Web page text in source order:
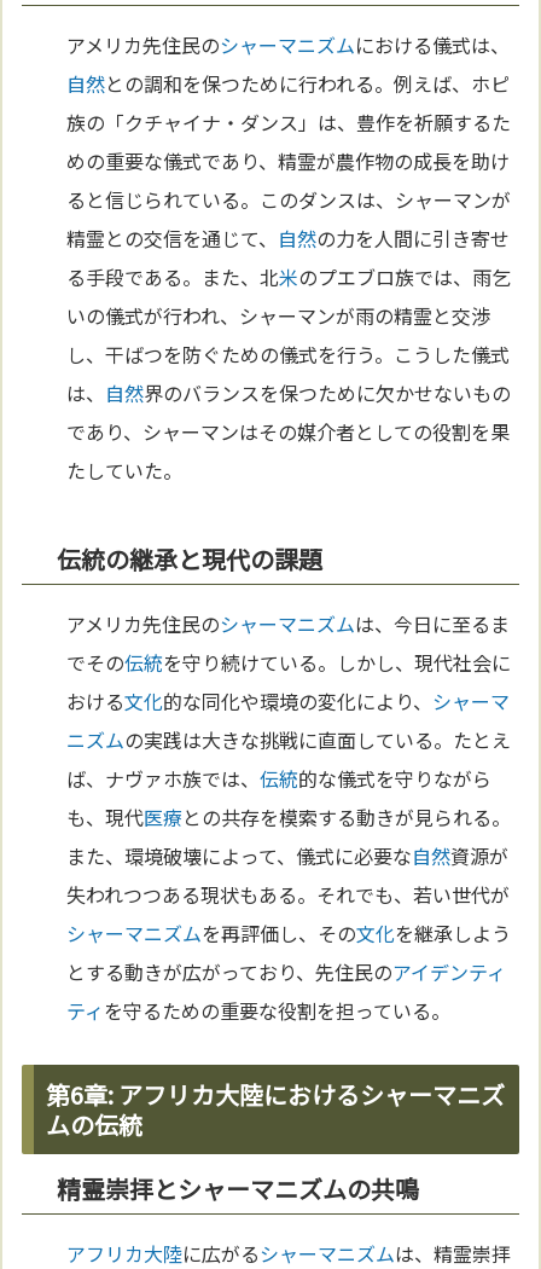
アメリカ先住民のシャーマニズムにおける儀式は、
自然との調和を保つために行われる。例えば、ホピ
族の「クチャイナ・ダンス」は、豊作を祈願するた
めの重要な儀式であり、精霊が農作物の成長を助け
ると信じられている。このダンスは、シャーマンが
精霊との交信を通じて、 自然の力を人間に引き寄せ
る手段である。また、北米のプエブロ族では、雨乞
いの儀式が行われ、シャーマンが雨の精霊と交渉
し、干ばつを防ぐための儀式を行う。こうした儀式
は、 自然界のバランスを保つために欠かせないもの
であり、シャーマンはその媒介者としての役割を果
たしていた。
伝統の継承と現代の課題
アメリカ先住民のシャーマニズムは、今日に至るま
でその伝統を守り続けている。しかし、現代社会に
おける文化的な同化や環境の変化により、 シャーマ
ニズムの実践は大きな挑戦に直面している。たとえ
ば、ナヴァホ族では、伝統的な儀式を守りながら
も、現代医療との共存を模索する動きが見られる。
また、環境破壊によって、儀式に必要な自然資源が
失われつつある現状もある。それでも、若い世代が
シャーマニズムを再評価し、その文化を継承しよう
とする動きが広がっており、先住民のアイデンティ
ティを守るための重要な役割を担っている。
第6章: アフリカ大陸におけるシャーマニズ
ムの伝統
精霊崇拝とシャーマニズムの共鳴
アフリカ大陸に広がるシャーマニズムは、精霊崇拝